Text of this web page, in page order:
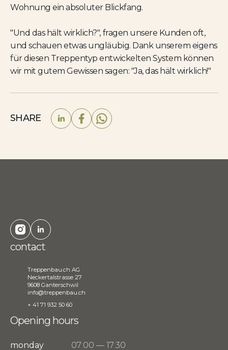
Wohnung ein absoluter Blickfang.
"Und das hält wirklich?", fragen unsere Kunden oft,
und schauen etwas ungläubig. Dank unserem eigens
für diesen Treppentyp entwickelten System können
wir mit gutem Gewissen sagen: "Ja, das hält wirklich!"
SHARE
contact
Treppenbau.ch AG
Neckertalstrasse 27
9608 Ganterschwil
info@treppenbau.ch
+ 41 71 932 50 60
Opening hours
monday 07:00 — 17:30